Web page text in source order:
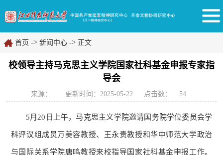
首页 -> 新闻中心 -> 正文
校领导主持马克思主义学院国家社科基金申报专家指
导会
来源： 更新时间：2025-05-22 点击数： 54
5月20日上午，马克思主义学院邀请国务院学位委员会学
科评议组成员万美容教授、王永贵教授和华中师范大学政治
与国际关系学院唐鸣教授来校指导国家社科基金申报工作。